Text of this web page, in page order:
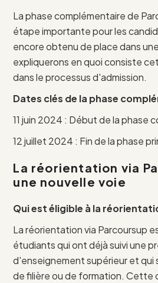
La phase complémentaire de
étape importante pour les
encore obtenu de place dans
expliquerons en quoi consiste
dans le processus d'admission.
Dates clés de la phase
11 juin 2024 : Début de la phase
12 juillet 2024 : Fin de la phase
La réorientation via
une nouvelle voie
Qui est éligible à la
La réorientation via Parcoursup
étudiants qui ont déjà suivi une
d'enseignement supérieur et
de filière ou de formation. Cette